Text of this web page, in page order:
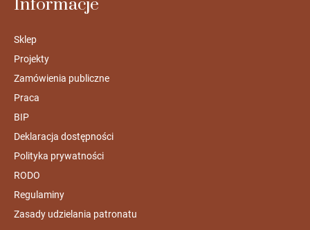
Informacje
Sklep
Projekty
Zamówienia publiczne
Praca
BIP
Deklaracja dostępności
Polityka prywatności
RODO
Regulaminy
Zasady udzielania patronatu